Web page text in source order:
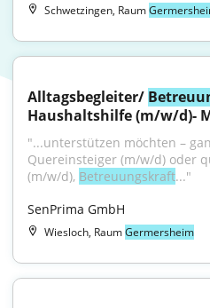
Schwetzingen, Raum
Alltagsbegleiter/
Haushaltshilfe (m/w/d)-
"...unterstützen möchten –
Quereinsteiger (m/w/d) oder
(m/w/d), Betreuungskraft..."
SenPrima GmbH
Wiesloch, RaumGermersheim